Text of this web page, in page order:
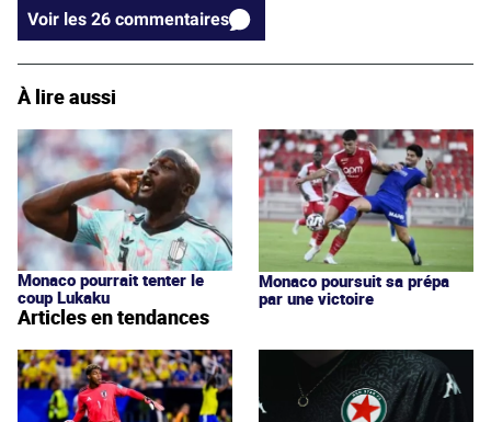
Voir les 26 commentaires
À lire aussi
Monaco pourrait tenter le
coup Lukaku
Monaco poursuit sa prépa
par une victoire
Articles en tendances